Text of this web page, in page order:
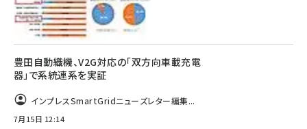
豊田自動織機、V2G対応の「双方向車載充電
器」で系統連系を実証
インプレスSmartGridニューズレター編集...
7月15日 12:14